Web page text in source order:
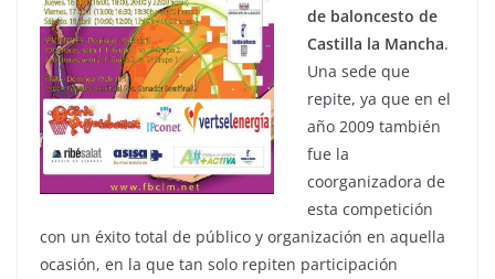
de baloncesto de
Castilla la Mancha.
Una sede que
repite, ya que en el
año 2009 también
fue la
coorganizadora de
esta competición
con un éxito total de público y organización en aquella
ocasión, en la que tan solo repiten participación